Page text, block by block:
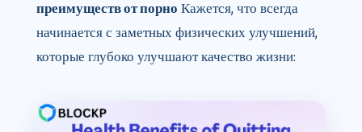
преимуществ от порно Кажется, что всегда
начинается с заметных физических улучшений,
которые глубоко улучшают качество жизни: